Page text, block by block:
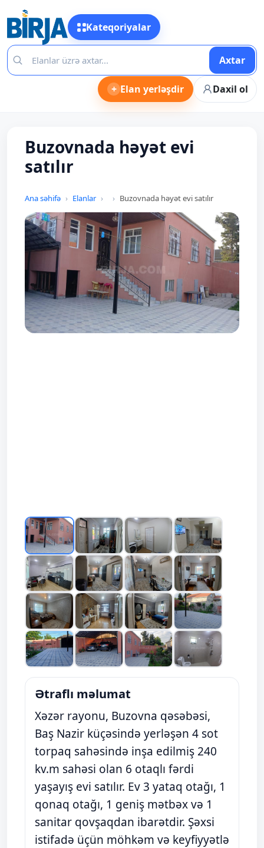
Kateqoriyalar
Axtar
+ Elan yerləşdir Daxil ol
Buzovnada həyət evi
satılır
Ana səhifə Elanlar Buzovnada həyət evi satılır
Ətraflı məlumat
Xəzər rayonu, Buzovna qəsəbəsi,
Baş Nazir küçəsində yerləşən 4 sot
torpaq sahəsində inşa edilmiş 240
kv.m sahəsi olan 6 otaqlı fərdi
yaşayış evi satılır. Ev 3 yataq otağı, 1
qonaq otağı, 1 geniş mətbəx və 1
sanitar qovşaqdan ibarətdir. Şəxsi
istifadə üçün möhkəm və keyfiyyətlə